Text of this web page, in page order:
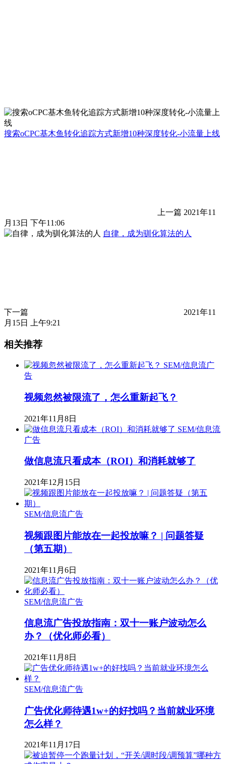
搜索oCPC基木鱼转化追踪方式新增10种深度转化-小流量上线
上一篇 2021年11
月13日 下午11:06
自律，成为驯化算法的人
下一篇
2021年11
月15日 上午9:21
相关推荐
SEM/信息流广
告
视频忽然被限流了，怎么重新起飞？
2021年11月8日
SEM/信息流
广告
做信息流只看成本（ROI）和消耗就够了
2021年12月15日
SEM/信息流广告
视频跟图片能放在一起投放嘛？ | 问题答疑
（第五期）
2021年11月6日
SEM/信息流广告
信息流广告投放指南：双十一账户波动怎么
办？（优化师必看）
2021年11月8日
SEM/信息流广告
广告优化师待遇1w+的好找吗？当前就业环境
怎么样？
2021年11月17日